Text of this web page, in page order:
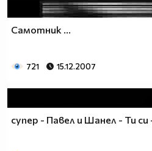
Самотник ...
721 15.12.2007
супер - Павел и Шанел - Ти си